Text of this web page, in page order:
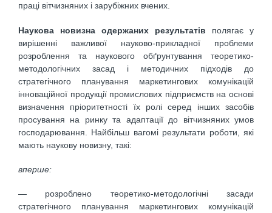
праці вітчизняних і зарубіжних вчених.
Наукова новизна одержаних результатів полягає у
вирішенні важливої науково-прикладної проблеми
розроблення та наукового обґрунтування теоретико-
методологічних засад і методичних підходів до
стратегічного планування маркетингових комунікацій
інноваційної продукції промислових підприємств на основі
визначення пріоритетності їх ролі серед інших засобів
просування на ринку та адаптації до вітчизняних умов
господарювання. Найбільш вагомі результати роботи, які
мають наукову новизну, такі:
вперше:
— розроблено теоретико-методологічні засади
стратегічного планування маркетингових комунікацій